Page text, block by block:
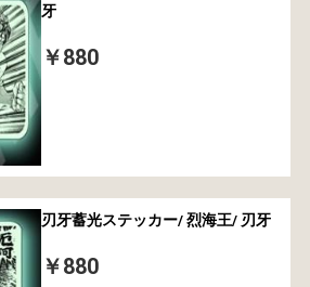
牙
￥880
刃牙蓄光ステッカー/ 烈海王/ 刃牙
￥880